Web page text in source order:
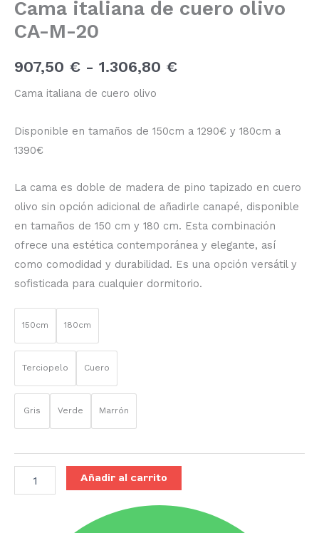
Cama italiana de cuero olivo
CA-M-20
907,50 € - 1.306,80 €
1.306,80 €
Cama italiana de cuero olivo
Disponible en tamaños de 150cm a 1290€ y 180cm a
1390€
La cama es doble de madera de pino tapizado en cuero
olivo sin opción adicional de añadirle canapé, disponible
en tamaños de 150 cm y 180 cm. Esta combinación
ofrece una estética contemporánea y elegante, así
como comodidad y durabilidad. Es una opción versátil y
sofisticada para cualquier dormitorio.
150cm 180cm
Terciopelo Cuero
Gris Verde Marrón
Añadir al carrito